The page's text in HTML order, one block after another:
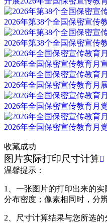
2026年第38个全国保密宣传
2026年第38个全国保密宣传
2026年全国保密宣传教育月
2026年全国保密宣传教育月
2026年全国保密宣传教育月
2026年全国保密宣传教育月
收藏成功
图片实际打印尺寸计算
温馨提示：
1、一张图片的打印出来的
分布密度；像素相同时，分
2、尺寸计算结果与您所选